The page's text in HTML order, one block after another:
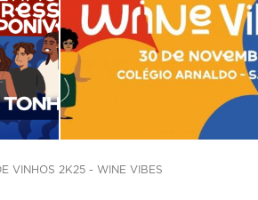
VINHOS 2K25 - WINE VIBES